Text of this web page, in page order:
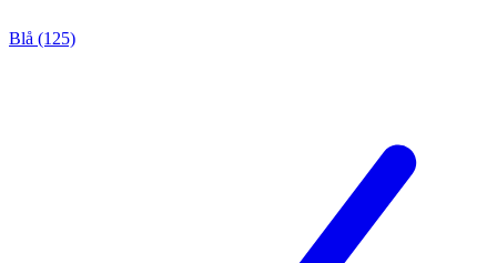
Blå (125)